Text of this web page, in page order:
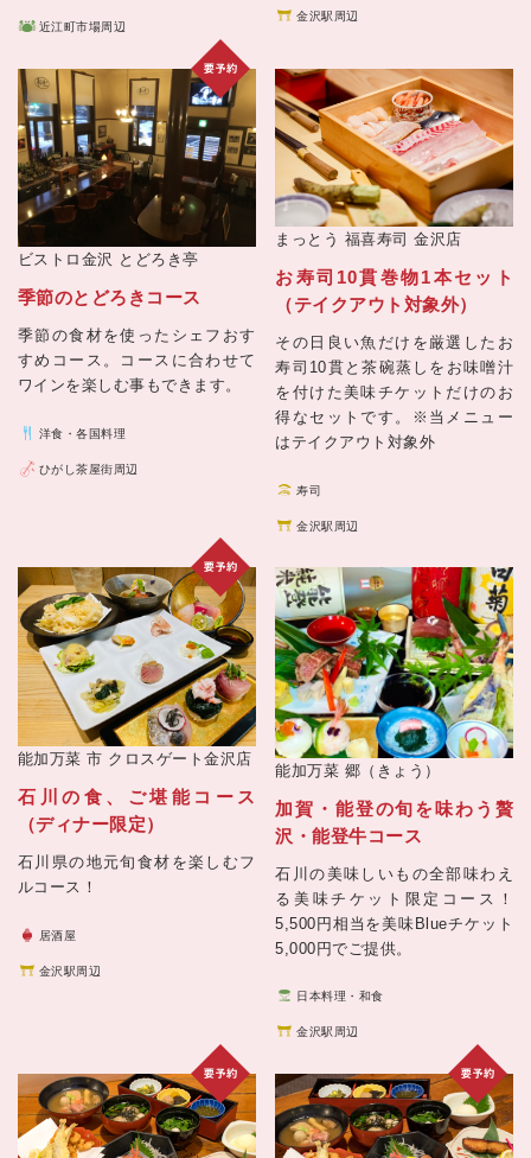
近江町市場周辺
金沢駅周辺
ビストロ金沢 とどろき亭
季節のとどろきコース
季節の食材を使ったシェフおす
すめコース。コースに合わせて
ワインを楽しむ事もできます。
洋食・各国料理
ひがし茶屋街周辺
まっとう 福喜寿司 金沢店
お寿司10貫巻物1本セット
（テイクアウト対象外）
その日良い魚だけを厳選したお
寿司10貫と茶碗蒸しをお味噌汁
を付けた美味チケットだけのお
得なセットです。※当メニュー
はテイクアウト対象外
寿司
金沢駅周辺
能加万菜 市 クロスゲート金沢店
石川の食、ご堪能コース
（ディナー限定）
石川県の地元旬食材を楽しむフ
ルコース！
居酒屋
金沢駅周辺
能加万菜 郷（きょう）
加賀・能登の旬を味わう贅
沢・能登牛コース
石川の美味しいもの全部味わえ
る美味チケット限定コース！
5,500円相当を美味Blueチケット
5,000円でご提供。
日本料理・和食
金沢駅周辺